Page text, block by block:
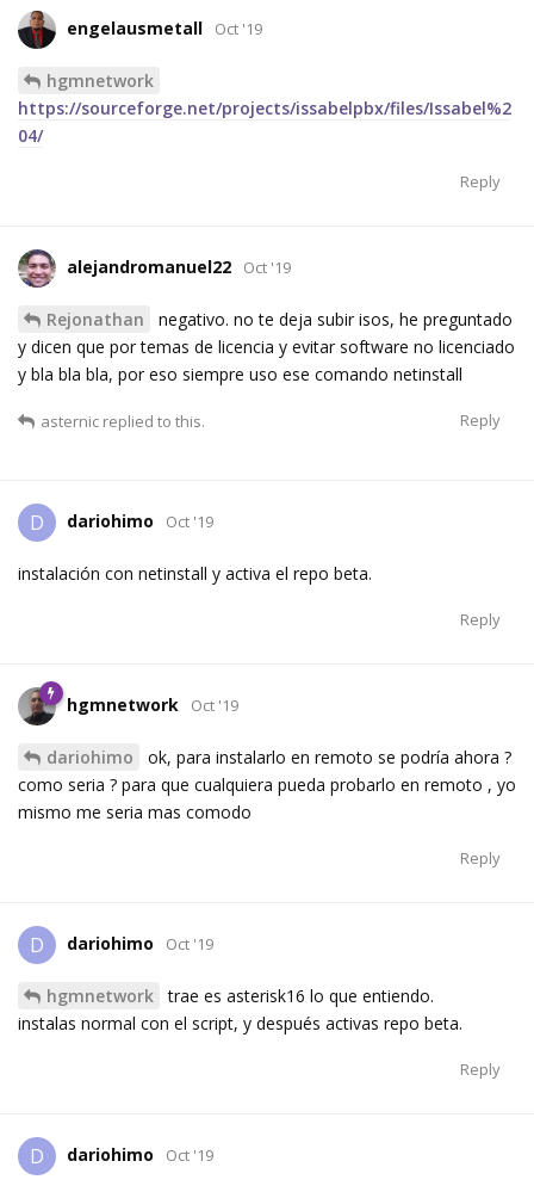
engelausmetall Oct '19
hgmnetwork
https://sourceforge.net/projects/issabelpbx/files/Issabel%2
04/
Reply
alejandromanuel22 Oct '19
Rejonathan
negativo. no te deja subir isos, he preguntado
y dicen que por temas de licencia y evitar software no licenciado
y bla bla bla, por eso siempre uso ese comando netinstall
Reply
asternic replied to this.
D dariohimo Oct '19
instalación con netinstall y activa el repo beta.
Reply
hgmnetwork Oct '19
dariohimo
ok, para instalarlo en remoto se podría ahora ?
como seria ? para que cualquiera pueda probarlo en remoto , yo
mismo me seria mas comodo
Reply
D dariohimo Oct '19
hgmnetwork trae es asterisk16 lo que entiendo.
instalas normal con el script, y después activas repo beta.
Reply
D dariohimo Oct '19